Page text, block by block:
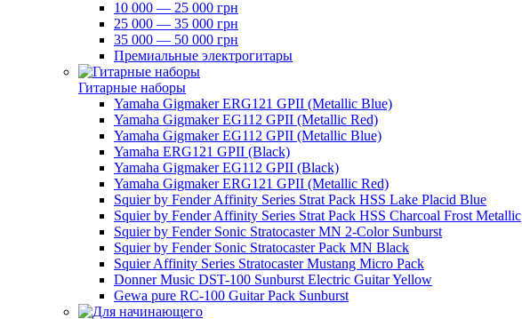
10 000 — 25 000 грн
25 000 — 35 000 грн
35 000 — 50 000 грн
Премиальные электрогитары
Гитарные наборы
Yamaha Gigmaker ERG121 GPII (Metallic Blue)
Yamaha Gigmaker EG112 GPII (Metallic Red)
Yamaha Gigmaker EG112 GPII (Metallic Blue)
Yamaha ERG121 GPII (Black)
Yamaha Gigmaker EG112 GPII (Black)
Yamaha Gigmaker ERG121 GPII (Metallic Red)
Squier by Fender Affinity Series Strat Pack HSS Lake Placid Blue
Squier by Fender Affinity Series Strat Pack HSS Charcoal Frost Metallic
Squier by Fender Sonic Stratocaster MN 2-Color Sunburst
Squier by Fender Sonic Stratocaster Pack MN Black
Squier Affinity Series Stratocaster Mustang Micro Pack
Donner Music DST-100 Sunburst Electric Guitar Yellow
Gewa pure RC-100 Guitar Pack Sunburst